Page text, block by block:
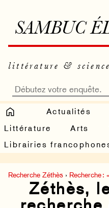
SAMBUC
littérature &
Actualités
Littérature
Arts
Librairies
Recherche Zéthès › Recherche :
Zéthès,